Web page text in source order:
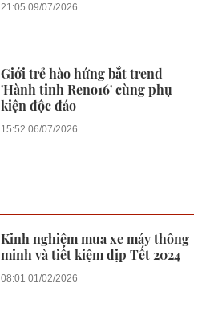
21:05 09/07/2026
Giới trẻ hào hứng bắt trend
'Hành tinh Reno16' cùng phụ
kiện độc đáo
15:52 06/07/2026
Kinh nghiệm mua xe máy thông
minh và tiết kiệm dịp Tết 2024
08:01 01/02/2026